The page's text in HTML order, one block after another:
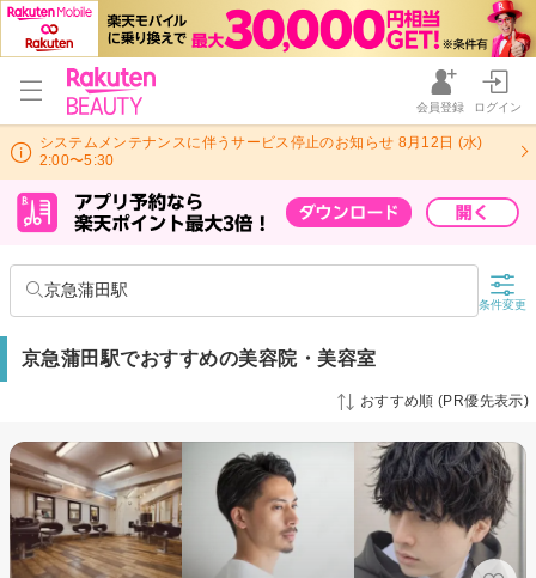
会員登録 ログイン
システムメンテナンスに伴うサービス停止のお知らせ 8月12日 (水)
2:00〜5:30
京急蒲田駅
条件変更
京急蒲田駅でおすすめの美容院・美容室
おすすめ順 (PR優先表示)